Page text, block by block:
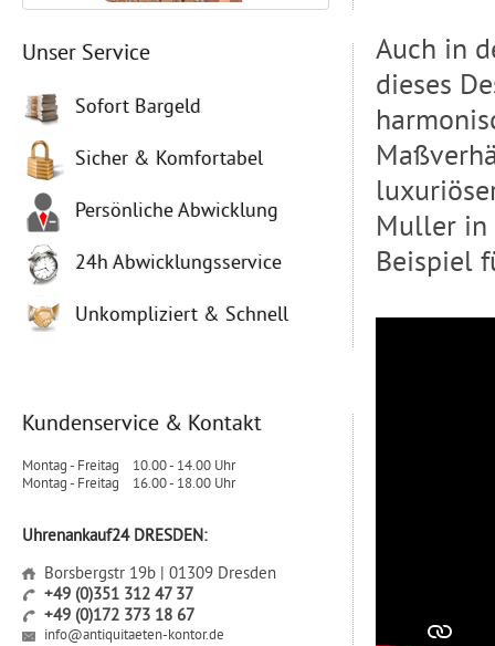
Unser Service
Sofort Bargeld
Sicher & Komfortabel
Persönliche Abwicklung
24h Abwicklungsservice
Unkompliziert & Schnell
Kundenservice & Kontakt
Montag - Freitag
10.00 - 14.00 Uhr
Montag - Freitag
16.00 - 18.00 Uhr
Uhrenankauf24 DRESDEN:
Borsbergstr 19b | 01309 Dresden
+49 (0)351 312 47 37
+49 (0)172 373 18 67
info@antiquitaeten-kontor.de
Auch in
dieses
Muller in
Beispiel